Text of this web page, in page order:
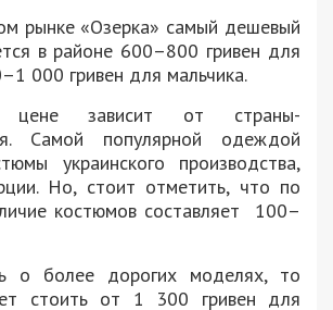
рынке «Озерка» самый дешевый
в районе 600–800 гривен для
000 гривен для мальчика.
зависит от страны-
Самой популярной одеждой
украинского производства,
Но, стоит отметить, что по
костюмов составляет 100–
о более дорогих моделях, то
стоить от 1 300 гривен для